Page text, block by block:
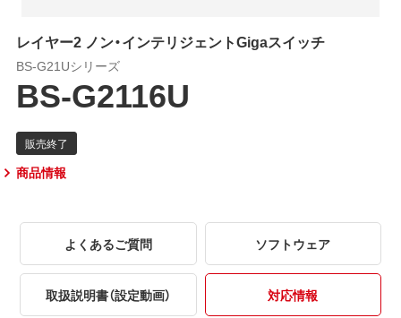
レイヤー2 ノン・インテリジェントGigaスイッチ
BS-G21Uシリーズ
BS-G2116U
商品情報
よくあるご質問 ソフトウェア
取扱説明書（設定動画） 対応情報